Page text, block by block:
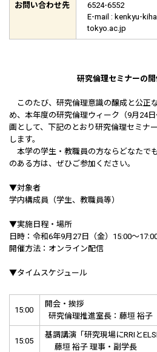
お問い合わせ先
6524-6552
E-mail : kenkyu-
tokyo.ac.jp
研究倫理セミナーの
このたび、研究倫理意識の醸成と公正
め、本年度の研究倫理ウィーク（9月24
画として、下記のとおり研究倫理セミナ
します。
本学の学生・教職員の方ならどなたで
のある方は、ぜひご参加ください。
▼対象者
学内構成員（学生、教職員等）
▼実施日程・場所
日時：令和6年9月27日（金）15:00～
開催方法：オンライン配信
▼タイムスケジュール
15:00
開会・挨拶
研究倫理推進室長：藤垣 裕
15:05
基調講演「研究現場にRRIと
藤垣 裕子 理事・副学長